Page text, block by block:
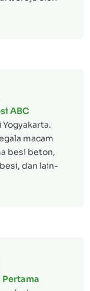
ABC
macam
besi beton,
dan lain-
Pertama